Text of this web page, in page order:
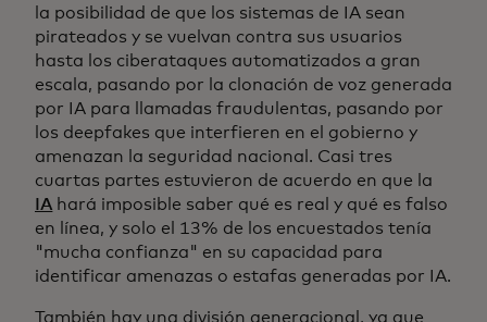
la posibilidad de que los sistemas de IA sean
pirateados y se vuelvan contra sus usuarios
hasta los ciberataques automatizados a gran
escala, pasando por la clonación de voz generada
por IA para llamadas fraudulentas, pasando por
los deepfakes que interfieren en el gobierno y
amenazan la seguridad nacional. Casi tres
cuartas partes estuvieron de acuerdo en que la
IA hará imposible saber qué es real y qué es falso
en línea, y solo el 13% de los encuestados tenía
"mucha confianza" en su capacidad para
identificar amenazas o estafas generadas por IA.
También hay una división generacional, ya que